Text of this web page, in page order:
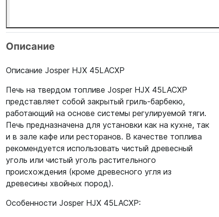
Описание
Описание Josper HJX 45LACXP
Печь на твердом топливе Josper HJX 45LACXP
представляет собой закрытый гриль-барбекю,
работающий на основе системы регулируемой тяги.
Печь предназначена для установки как на кухне, так
и в зале кафе или ресторанов. В качестве топлива
рекомендуется использовать чистый древесный
уголь или чистый уголь растительного
происхождения (кроме древесного угля из
древесины хвойных пород).
Особенности Josper HJX 45LACXP: